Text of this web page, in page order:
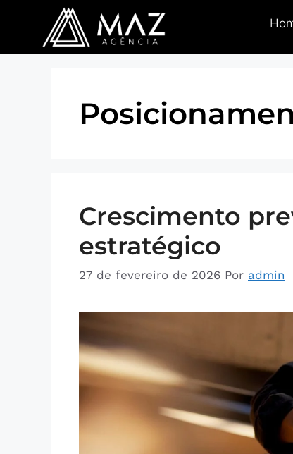
Crescimento
estratégico
27 de fevereiro de 2026 Por admin